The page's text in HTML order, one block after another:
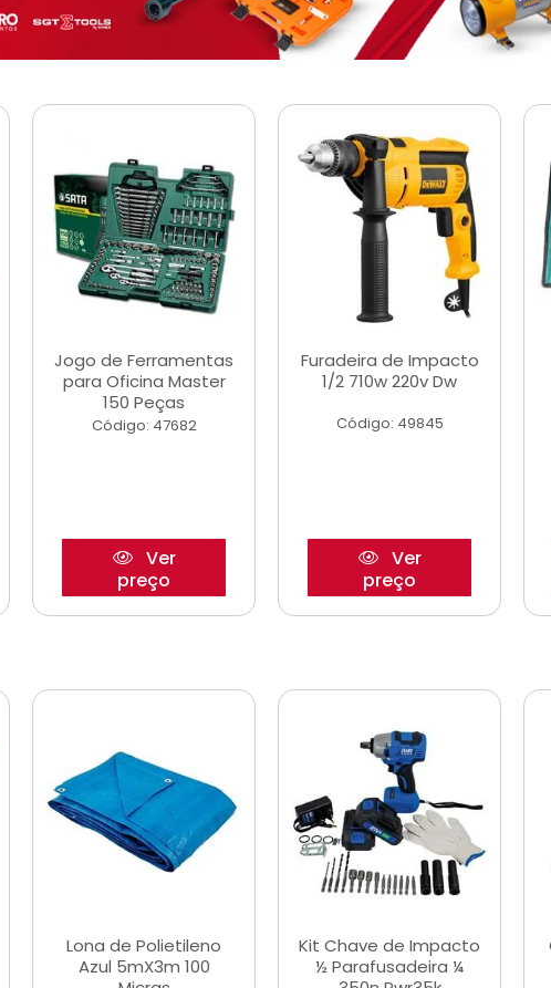
Jogo de Ferramentas
para Oficina Master
150 Peças
Código: 47682
Ver
preço
Furadeira de Impacto
1/2 710w 220v Dw
Código: 49845
Ver
preço
Lona de Polietileno
Azul 5mX3m 100
Kit Chave de Impacto
½ Parafusadeira ¼